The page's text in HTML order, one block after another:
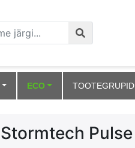
ECO TOOTEGRUPID
Stormtech